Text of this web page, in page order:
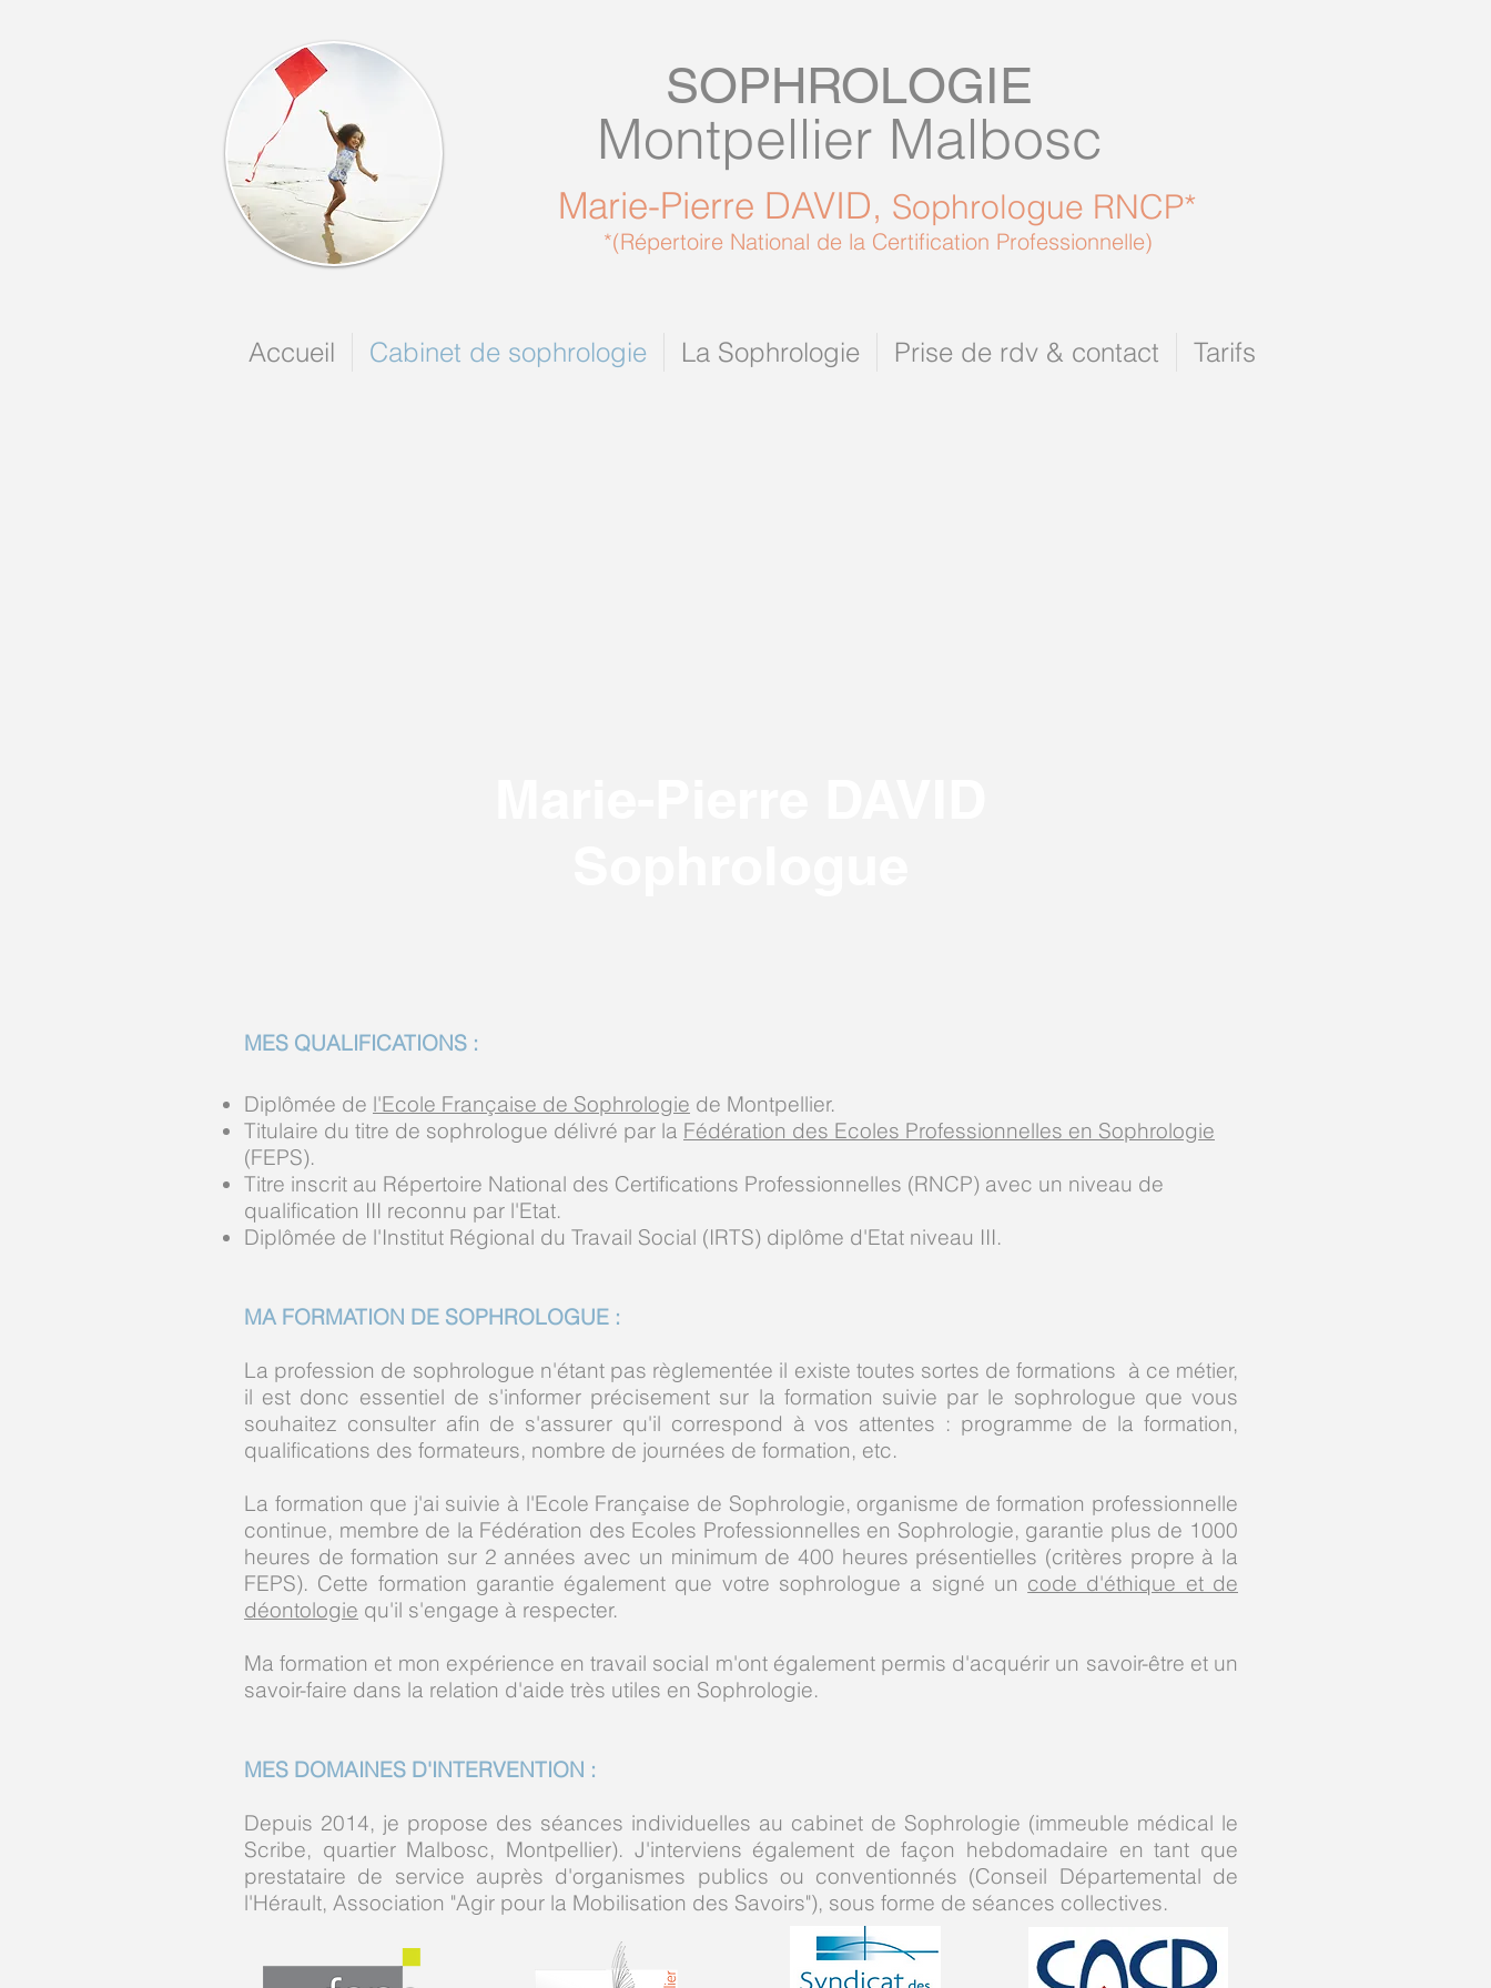
SOPHROLOGIE
Montpellier Malbosc
Marie-Pierre DAVID, Sophrologue RNCP*
*(Répertoire National de la Certification Professionnelle)
Accueil Cabinet de sophrologie La Sophrologie Prise de rdv & contact Tarifs
MES QUALIFICATIONS :
Diplômée de l'Ecole Française de Sophrologie de Montpellier.
Titulaire du titre de sophrologue délivré par la Fédération des Ecoles Professionnelles en Sophrologie
(FEPS).
Titre inscrit au Répertoire National des Certifications Professionnelles (RNCP) avec un niveau de
qualification III reconnu par l'Etat.
Diplômée de l'Institut Régional du Travail Social (IRTS) diplôme d'Etat niveau III.
MA FORMATION DE SOPHROLOGUE :
La profession de sophrologue n'étant pas règlementée il existe toutes sortes de formations à ce métier,
il est donc essentiel de s'informer précisement sur la formation suivie par le sophrologue que vous
souhaitez consulter afin de s'assurer qu'il correspond à vos attentes : programme de la formation,
qualifications des formateurs, nombre de journées de formation, etc.
La formation que j'ai suivie à l'Ecole Française de Sophrologie, organisme de formation professionnelle
continue, membre de la Fédération des Ecoles Professionnelles en Sophrologie, garantie plus de 1000
heures de formation sur 2 années avec un minimum de 400 heures présentielles (critères propre à la
FEPS). Cette formation garantie également que votre sophrologue a signé un code d'éthique et de
déontologie qu'il s'engage à respecter.
Ma formation et mon expérience en travail social m'ont également permis d'acquérir un savoir-être et un
savoir-faire dans la relation d'aide très utiles en Sophrologie.
MES DOMAINES D'INTERVENTION :
Depuis 2014, je propose des séances individuelles au cabinet de Sophrologie (immeuble médical le
Scribe, quartier Malbosc, Montpellier). J'interviens également de façon hebdomadaire en tant que
prestataire de service auprès d'organismes publics ou conventionnés (Conseil Départemental de
l'Hérault, Association "Agir pour la Mobilisation des Savoirs"), sous forme de séances collectives.